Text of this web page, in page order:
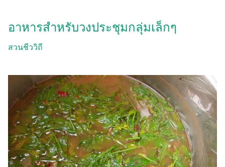
อาหารสำหรับวงประชุมกลุ่มเล็กๆ
สวนชีววิถี